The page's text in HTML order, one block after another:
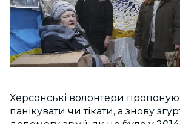
Херсонські волонтери
панікувати чи тікати, а знову